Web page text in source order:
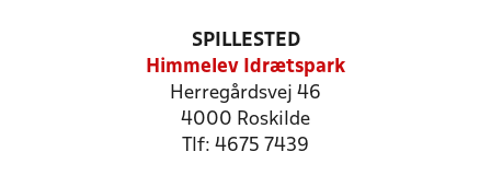
SPILLESTED
Himmelev Idrætspark
Herregårdsvej 46
4000 Roskilde
Tlf: 4675 7439